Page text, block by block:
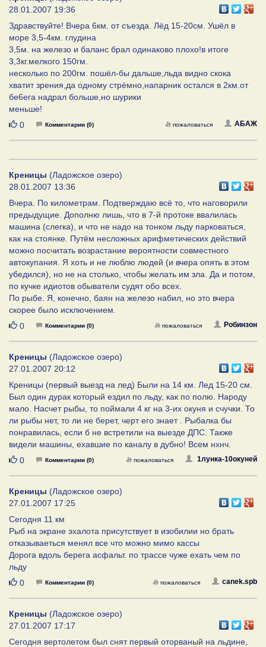
28.01.2007 19:36
Здравствуйте! Вчера 6км. от съезда. Лёд 15-20см. Ушёл в
море 3,5-4км. глудина
3,5м. на железо и баланс брал одинаково плохо!в итоге
3,3кг.мелкого 150гм.
несколько по 200гм. пошёл-бы дальше,льда видно скока
хватит зрения,да одному стрёмно,напарник остался в 2км.от
бе6ега надрал больше,но шурики
меньше!
Нравится
0 Комментарии (0) АБАЖ
пожаловаться
Креницы (Ладожское озеро)
28.01.2007 13:36
Вчера. По километрам. Подтверждаю всё то, что наговорили
предыдущие. Дополню лишь, что в 7-й протоке ввалилась
машина (слегка), и что не надо на тонком льду парковаться,
как на стоянке. Путём несложных арифметических действий
можно посчитать возрастание вероятности совместного
автокупания. Я хоть и не люблю людей (и вчера опять в этом
убедился), но не на столько, чтобы желать им зла. Да и потом,
по кучке идиотов обыватели судят обо всех.
По рыбе. Я, конечно, баян на железо набил, но это вчера
скорее было исключением.
Нравится
0 Комментарии (0) Робинзон
пожаловаться
Креницы (Ладожское озеро)
27.01.2007 20:12
Креницы (первый выезд на лед) Были на 14 км. Лед 15-20 см.
Был один дурак который ездил по льду, как по полю. Народу
мало. Насчет рыбы, то поймали 4 кг на 3-их окуня и счучки. То
ли рыбы нет, то ли не берет, черт его знает . Рыбалка бы
понравилась, если б не встретили на выезде ДПС. Также
видели машины, ехавшие по каналу в дубно! Всем нхнч.
Нравится
0 Комментарии (0) 1лунка-10окуней
пожаловаться
Креницы (Ладожское озеро)
27.01.2007 17:25
Сегодня 11 км
Рыб на экране эхалота присутствует в изобилии но брать
отказываеться менял все что можно мимо кассы
Дорога вдоль берега асфальт. по трассе чуже ехать чем по
льду
Нравится
0 Комментарии (0) canek.spb
пожаловаться
Креницы (Ладожское озеро)
27.01.2007 17:17
Сегодня вертолетом был снят первый оторваный на льдине,